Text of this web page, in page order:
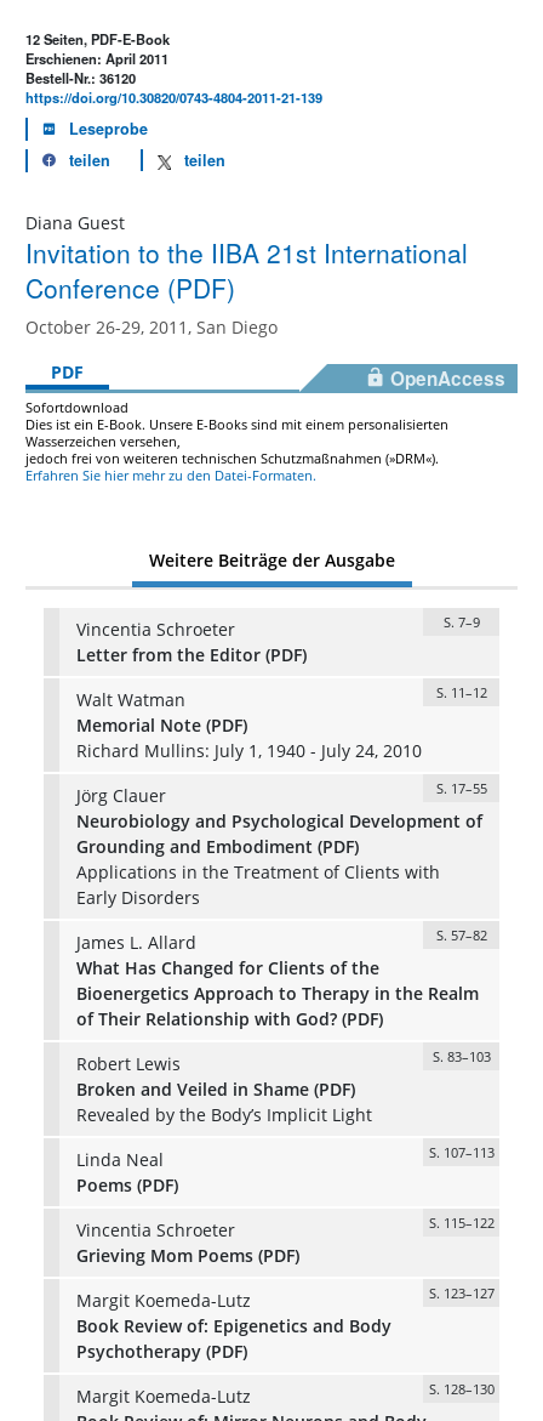
12 Seiten, PDF-E-Book
Erschienen: April 2011
Bestell-Nr.: 36120
https://doi.org/10.30820/0743-4804-2011-21-139
Leseprobe
teilen
teilen
Diana Guest
Invitation to the IIBA 21st International
Conference (PDF)
October 26-29, 2011, San Diego
PDF
OpenAccess
Sofortdownload
Dies ist ein E-Book. Unsere E-Books sind mit einem personalisierten
Wasserzeichen versehen,
jedoch frei von weiteren technischen Schutzmaßnahmen (»DRM«).
Erfahren Sie hier mehr zu den Datei-Formaten.
Weitere Beiträge der Ausgabe
Vincentia Schroeter S. 7–9
Letter from the Editor (PDF)
Walt Watman
S. 11–12
Memorial Note (PDF)
Richard Mullins: July 1, 1940 - July 24, 2010
Jörg Clauer
S. 17–55
Neurobiology and Psychological Development of
Grounding and Embodiment (PDF)
Applications in the Treatment of Clients with
Early Disorders
James L. Allard
S. 57–82
What Has Changed for Clients of the
Bioenergetics Approach to Therapy in the Realm
of Their Relationship with God? (PDF)
Robert Lewis
S. 83–103
Broken and Veiled in Shame (PDF)
Revealed by the Body’s Implicit Light
Linda Neal
S. 107–113
Poems (PDF)
Vincentia Schroeter
S. 115–122
Grieving Mom Poems (PDF)
Margit Koemeda-Lutz
S. 123–127
Book Review of: Epigenetics and Body
Psychotherapy (PDF)
Margit Koemeda-Lutz
S. 128–130